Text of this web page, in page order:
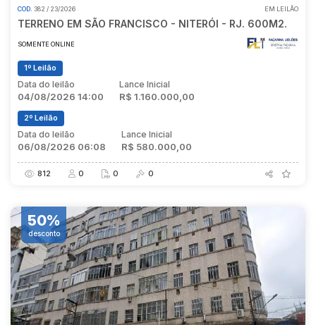
COD. 382 / 23/2026 EM LEILÃO
TERRENO EM SÃO FRANCISCO - NITERÓI - RJ. 600M2.
SOMENTE ONLINE
1º Leilão
Data do leilão
04/08/2026 14:00
Lance Inicial
R$ 1.160.000,00
2º Leilão
Data do leilão
06/08/2026 06:08
Lance Inicial
R$ 580.000,00
812 0 0 0
50%
desconto